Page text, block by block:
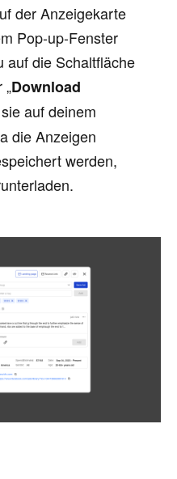
der Anzeigekarte
Pop-up-Fenster
auf die Schaltfläche
„Download
auf deinem
die Anzeigen
werden,